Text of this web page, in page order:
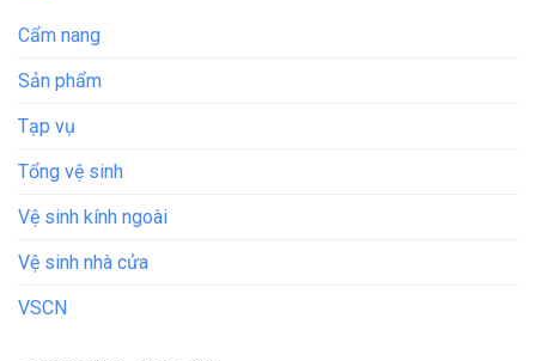
Cẩm nang
Sản phẩm
Tạp vụ
Tổng vệ sinh
Vệ sinh kính ngoài
Vệ sinh nhà cửa
VSCN